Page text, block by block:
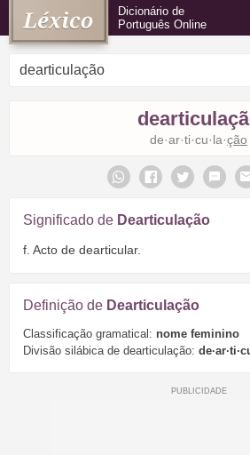
Dicionário de
Português Online
de·ar·ti·cu·la·ção
Significado de Dearticulação
f. Acto de dearticular.
Definição de Dearticulação
Classificação gramatical: nome feminino
Divisão silábica de dearticulação: